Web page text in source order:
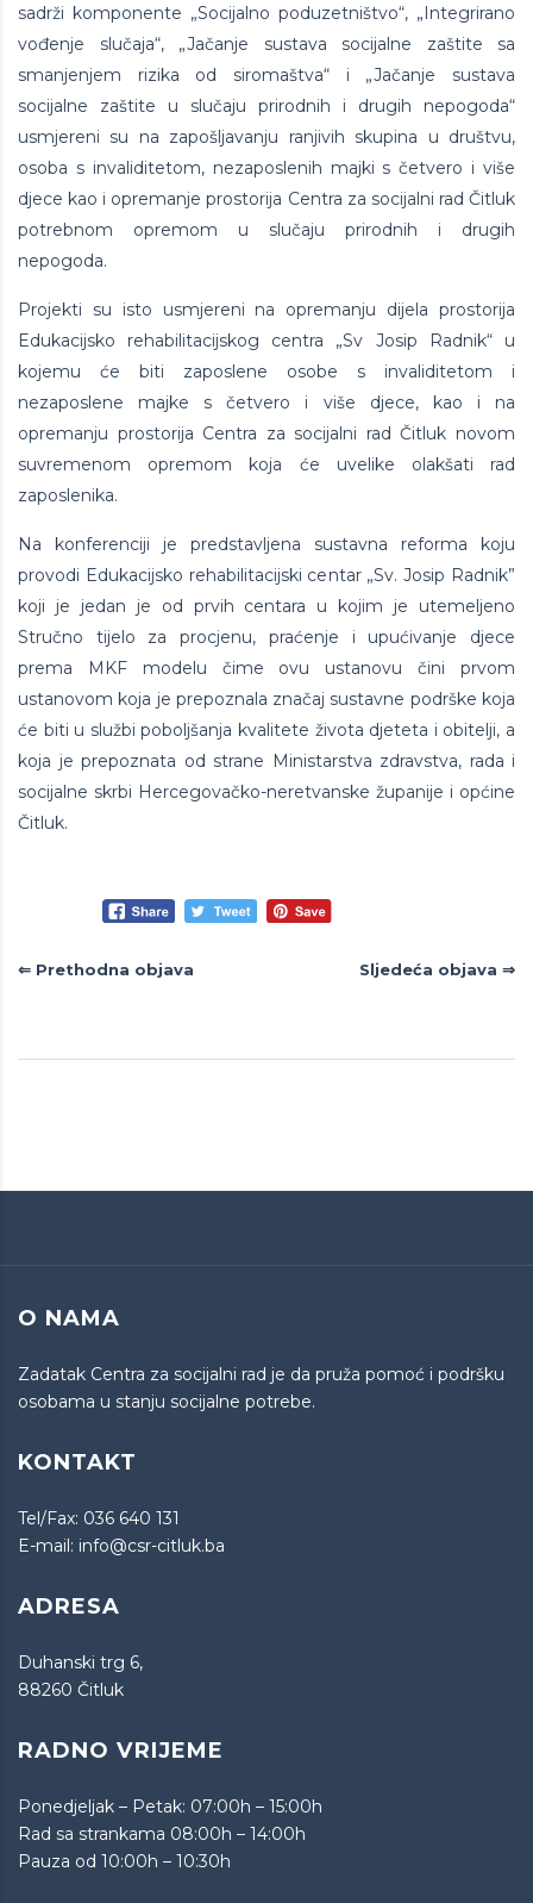
sadrži komponente „Socijalno poduzetništvo“, „Integrirano
vođenje slučaja“, „Jačanje sustava socijalne zaštite sa
smanjenjem rizika od siromaštva“ i „Jačanje sustava
socijalne zaštite u slučaju prirodnih i drugih nepogoda“
usmjereni su na zapošljavanju ranjivih skupina u društvu,
osoba s invaliditetom, nezaposlenih majki s četvero i više
djece kao i opremanje prostorija Centra za socijalni rad Čitluk
potrebnom opremom u slučaju prirodnih i drugih
nepogoda.
Projekti su isto usmjereni na opremanju dijela prostorija
Edukacijsko rehabilitacijskog centra „Sv Josip Radnik“ u
kojemu će biti zaposlene osobe s invaliditetom i
nezaposlene majke s četvero i više djece, kao i na
opremanju prostorija Centra za socijalni rad Čitluk novom
suvremenom opremom koja će uvelike olakšati rad
zaposlenika.
Na konferenciji je predstavljena sustavna reforma koju
provodi Edukacijsko rehabilitacijski centar „Sv. Josip Radnik”
koji je jedan je od prvih centara u kojim je utemeljeno
Stručno tijelo za procjenu, praćenje i upućivanje djece
prema MKF modelu čime ovu ustanovu čini prvom
ustanovom koja je prepoznala značaj sustavne podrške koja
će biti u službi poboljšanja kvalitete života djeteta i obitelji, a
koja je prepoznata od strane Ministarstva zdravstva, rada i
socijalne skrbi Hercegovačko-neretvanske županije i općine
Čitluk.
Navigacija
⇐ Prethodna objava Sljedeća objava ⇒
O NAMA
Zadatak Centra za socijalni rad je da pruža pomoć i podršku
osobama u stanju socijalne potrebe.
KONTAKT
Tel/Fax: 036 640 131
E-mail: info@csr-citluk.ba
ADRESA
Duhanski trg 6,
88260 Čitluk
RADNO VRIJEME
Ponedjeljak – Petak: 07:00h – 15:00h
Rad sa strankama 08:00h – 14:00h
Pauza od 10:00h – 10:30h